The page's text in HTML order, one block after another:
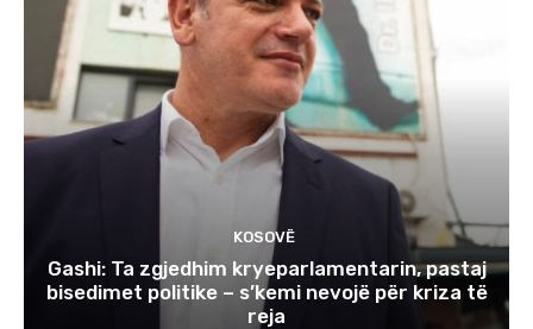
KOSOVË
Gashi: Ta zgjedhim kryeparlamentarin, pastaj
bisedimet politike – s’kemi nevojë për kriza të
reja